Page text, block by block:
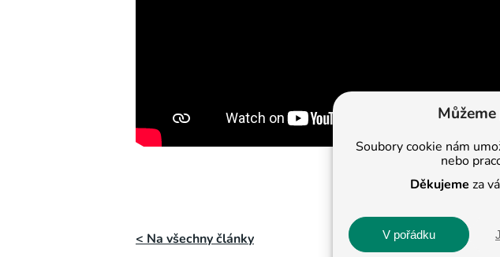
Soubory cookie nám
nebo
Děkujeme za
V pořádku
< Na všechny články